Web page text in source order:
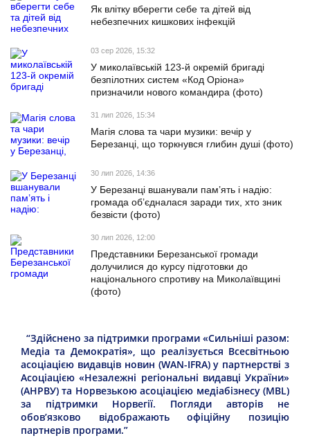
Як влітку вберегти себе та дітей від
небезпечних кишкових інфекцій
03 сер 2026, 15:32
У миколаївській 123-й окремій бригаді
безпілотних систем «Код Оріона»
призначили нового командира (фото)
31 лип 2026, 15:34
Магія слова та чари музики: вечір у
Березанці, що торкнувся глибин душі (фото)
30 лип 2026, 14:36
У Березанці вшанували пам’ять і надію:
громада об’єдналася заради тих, хто зник
безвісти (фото)
30 лип 2026, 12:00
Представники Березанської громади
долучилися до курсу підготовки до
національного спротиву на Миколаївщині
(фото)
“Здійснено за підтримки програми «Сильніші разом:
Медіа та Демократія», що реалізується Всесвітньою
асоціацією видавців новин (WAN-IFRA) у партнерстві з
Асоціацією «Незалежні регіональні видавці України»
(АНРВУ) та Норвезькою асоціацією медіабізнесу (MBL)
за підтримки Норвегії. Погляди авторів не
обов’язково відображають офіційну позицію
партнерів програми.”